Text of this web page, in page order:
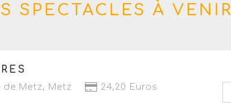
SPECTACLES À VENIR
dimanche 20 septembre 2026
de Metz, Metz 24,20 Euros